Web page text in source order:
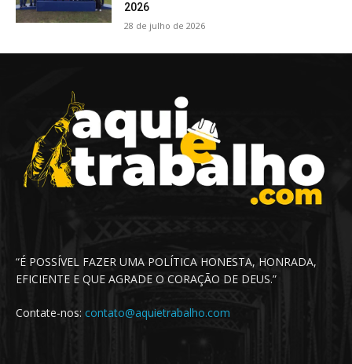
2026
28 de julho de 2026
“É POSSÍVEL FAZER UMA POLÍTICA HONESTA, HONRADA,
EFICIENTE E QUE AGRADE O CORAÇÃO DE DEUS.”
Contate-nos: contato@aquietrabalho.com